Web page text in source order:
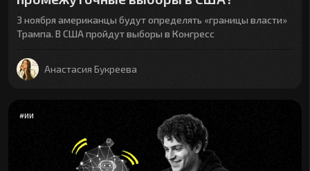
3 ноября американцы будут определять «границы власти»
Трампа. В США пройдут выборы в Конгресс
Анастасия Букреева
#ИИ